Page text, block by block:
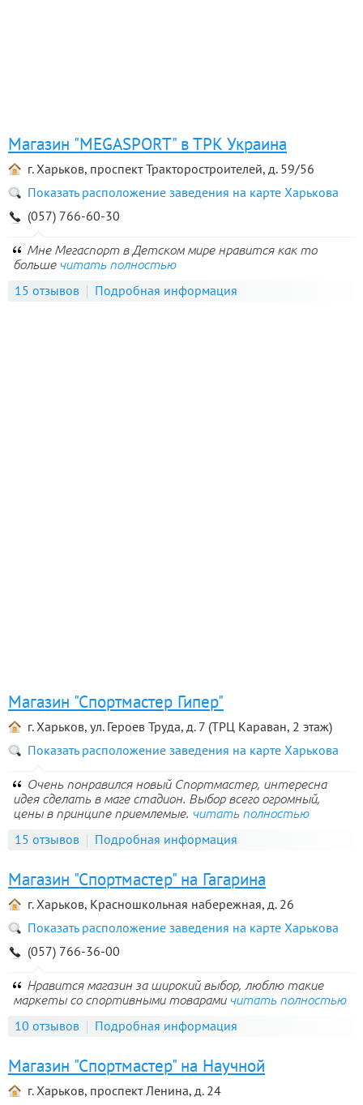
Магазин "MEGASPORT" в ТРК Украина
г. Харьков, проспект Тракторостроителей, д. 59/56
Показать расположение заведения на карте Харькова
(057) 766-60-30
Мне Мегаспорт в Детском мире нравится как то
больше читать полностью
15 отзывов Подробная информация
Магазин "Спортмастер Гипер"
г. Харьков, ул. Героев Труда, д. 7 (ТРЦ Караван, 2 этаж)
Показать расположение заведения на карте Харькова
Очень понравился новый Спортмастер, интересна
идея сделать в маге стадион. Выбор всего огромный,
цены в принципе приемлемые. читать полностью
15 отзывов Подробная информация
Магазин "Спортмастер" на Гагарина
г. Харьков, Красношкольная набережная, д. 26
Показать расположение заведения на карте Харькова
(057) 766-36-00
Нравится магазин за широкий выбор, люблю такие
маркеты со спортивными товарами читать полностью
10 отзывов Подробная информация
Магазин "Спортмастер" на Научной
г. Харьков, проспект Ленина, д. 24